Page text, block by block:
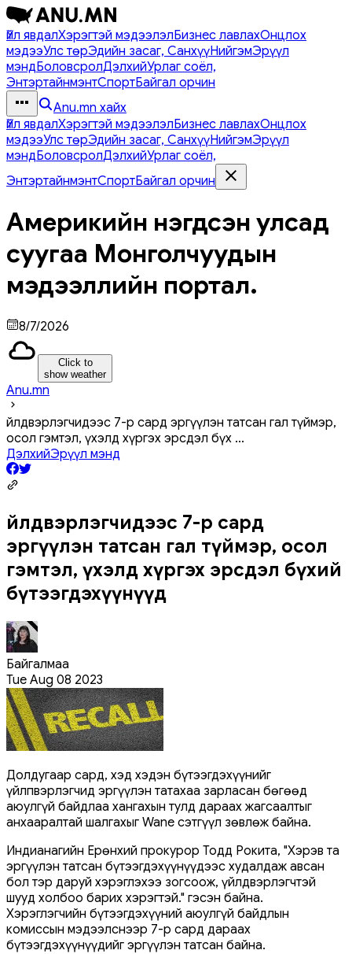
Үйл явдалХэрэгтэй мэдээлэлБизнес лавлахОнцлох
мэдээУлс төрЭдийн засаг, СанхүүНийгэмЭрүүл
мэндБоловсролДэлхийУрлаг соёл,
ЭнтэртайнмэнтСпортБайгал орчин
Anu.mn хайх
Үйл явдалХэрэгтэй мэдээлэлБизнес лавлахОнцлох
мэдээУлс төрЭдийн засаг, СанхүүНийгэмЭрүүл
мэндБоловсролДэлхийУрлаг соёл,
ЭнтэртайнмэнтСпортБайгал орчин
Америкийн нэгдсэн улсад
суугаа Монголчуудын
мэдээллийн портал.
8/7/2026
Click to
show weather
Anu.mn
Үйлдвэрлэгчидээс 7-р сард эргүүлэн татсан гал түймэр,
осол гэмтэл, үхэлд хүргэх эрсдэл бүх ...
ДэлхийЭрүүл мэнд
Үйлдвэрлэгчидээс 7-р сард
эргүүлэн татсан гал түймэр, осол
гэмтэл, үхэлд хүргэх эрсдэл бүхий
бүтээгдэхүүнүүд
Байгалмаа
Tue Aug 08 2023
Долдугаар сард, хэд хэдэн бүтээгдэхүүнийг
үйлпвэрлэгчид эргүүлэн татахаа зарласан бөгөөд
аюулгүй байдлаа хангахын тулд дараах жагсаалтыг
анхааралтай шалгахыг Wane сэтгүүл зөвлөж байна.
Индианагийн Ерөнхий прокурор Тодд Рокита, "Хэрэв та
эргүүлэн татсан бүтээгдэхүүнүүдээс худалдаж авсан
бол тэр даруй хэрэглэхээ зогсоож, үйлдвэрлэгчтэй
шууд холбоо барих хэрэгтэй." гэсэн байна.
Хэрэглэгчийн бүтээгдэхүүний аюулгүй байдлын
комиссын мэдээлснээр 7-р сард дараах
бүтээгдэхүүнүүдийг эргүүлэн татсан байна.